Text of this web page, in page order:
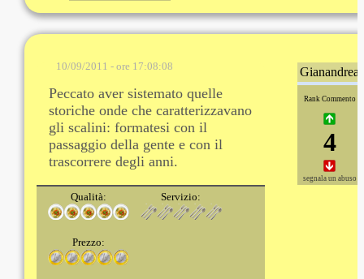
10/09/2011 - ore 17:08:08
Peccato aver sistemato quelle
storiche onde che caratterizzavano
gli scalini: formatesi con il
passaggio della gente e con il
trascorrere degli anni.
Qualità: Servizio:
Prezzo:
Gianandrea
Rank Commento
4
segnala un abuso